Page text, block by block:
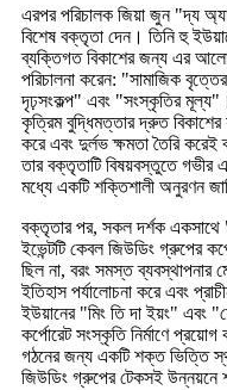
এরপর পরিচালক জিয়া জুন "দ্য
বিশেষ বক্তৃতা দেন। তিনি হু
ব্যক্তিগত বিকাশের জন্য এর
পরিচালনা করেন: "সামাজিক
দৃঢ়সংকল্প" এবং "সংস্কৃতির
কৃত্রিম বুদ্ধিমত্তার দ্রুত
করে এবং দুর্লভ ক্ষমতা তৈরি
তার বক্তৃতাটি বিষয়বস্তুতে গভীর
মধ্যে একটি শক্তিশালী অনুরণন
বক্তৃতার পর, সকল দর্শক একসাথে
ইভেন্টটি কেবল জিউডিং গ্রুপের
ছিল না, বরং সমস্ত ব্যবস্থাপনার
ইতিহাস পর্যালোচনা করে এবং
ইউয়ানের "মিং তি দা ইয়ং" এবং
কর্পোরেট সংস্কৃতি নির্মাণে
গঠনের জন্য একটি শক্ত ভিত্তি
জিউডিং গ্রুপের টেকসই উন্নয়নে